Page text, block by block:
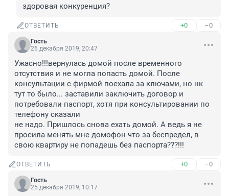
здоровая конкуренция?
ОТВЕТИТЬ +0 –0
Гость
26 декабря 2019, 20:47
Ужасно!!!вернулась домой после временного
отсутствия и не могла попасть домой. После
консультации с фирмой поехала за ключами, но нк
тут то было... заставили заключить договор и
потребовали паспорт, хотя при консультировании по
телефону сказали
не надо. Пришлось снова ехать домой. А ведь я не
просила менять мне домофон что за беспредел, в
свою квартиру не попадешь без паспорта???!!!
ОТВЕТИТЬ +0 –0
Гость
25 декабря 2019, 10:17